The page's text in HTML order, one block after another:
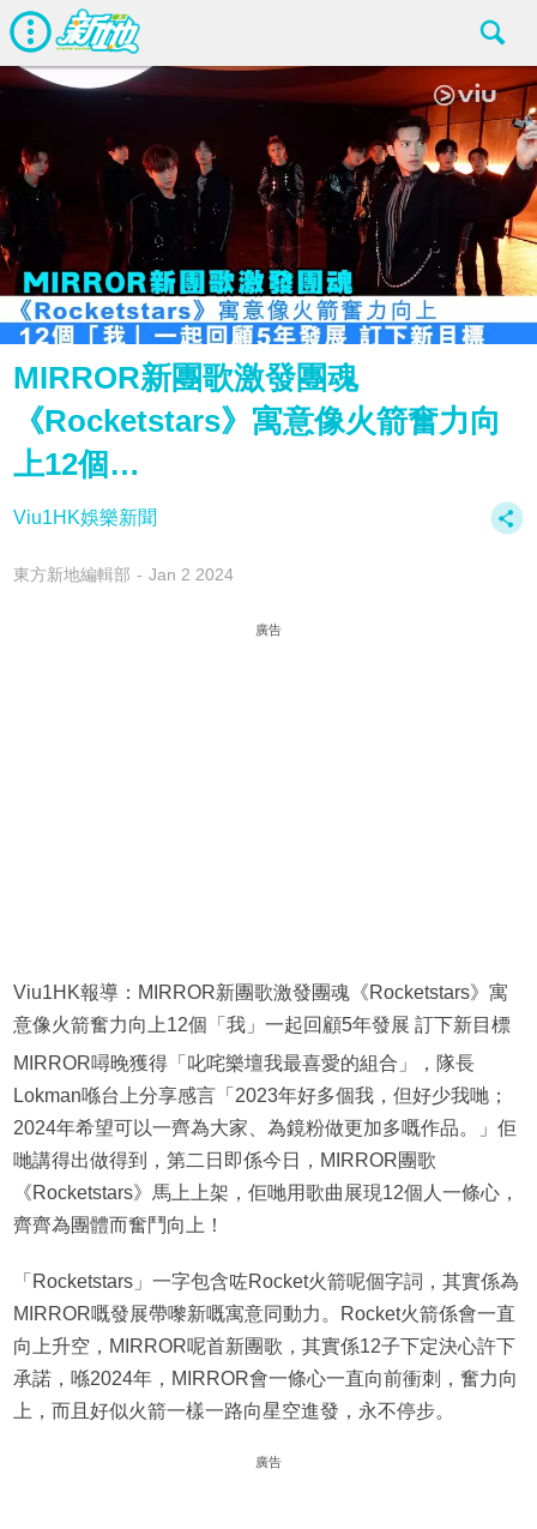
MIRROR新團歌激發團魂
《Rocketstars》寓意像火箭奮力向
上12個…
Viu1HK娛樂新聞
東方新地編輯部 Jan 2 2024
廣告
Viu1HK報導：MIRROR新團歌激發團魂《Rocketstars》寓
意像火箭奮力向上12個「我」一起回顧5年發展 訂下新目標
MIRROR噚晚獲得「叱咤樂壇我最喜愛的組合」，隊長
Lokman喺台上分享感言「2023年好多個我，但好少我哋；
2024年希望可以一齊為大家、為鏡粉做更加多嘅作品。」佢
哋講得出做得到，第二日即係今日，MIRROR團歌
《Rocketstars》馬上上架，佢哋用歌曲展現12個人一條心，
齊齊為團體而奮鬥向上！
「Rocketstars」一字包含咗Rocket火箭呢個字詞，其實係為
MIRROR嘅發展帶嚟新嘅寓意同動力。Rocket火箭係會一直
向上升空，MIRROR呢首新團歌，其實係12子下定決心許下
承諾，喺2024年，MIRROR會一條心一直向前衝刺，奮力向
上，而且好似火箭一樣一路向星空進發，永不停步。
廣告